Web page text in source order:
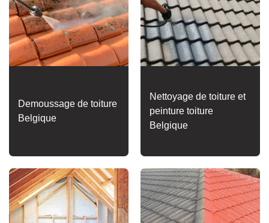
Demoussage de toiture
Belgique
Nettoyage de toiture et
peinture toiture
Belgique